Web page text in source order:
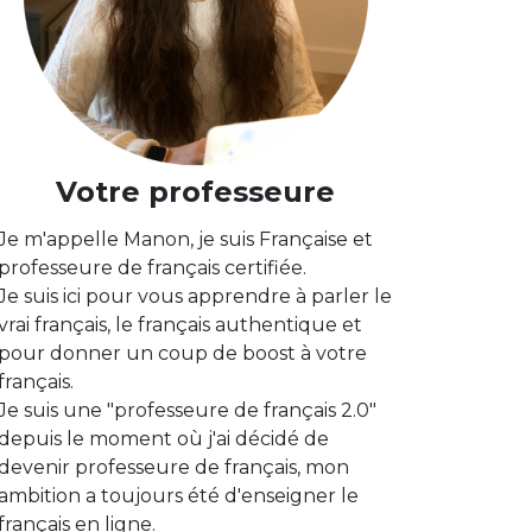
Votre professeure
m'appelle Manon, je suis Française et
de français certifiée.
suis ici pour vous apprendre à parler le
français, le français authentique et
donner un coup de boost à votre
suis une "professeure de français 2.0"
le moment où j'ai décidé de
professeure de français, mon
a toujours été d'enseigner le
en ligne.